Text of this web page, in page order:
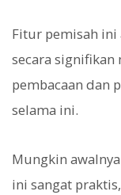
Fitur pemisah
secara
pembacaan dan
selama ini.
Mungkin
ini sangat